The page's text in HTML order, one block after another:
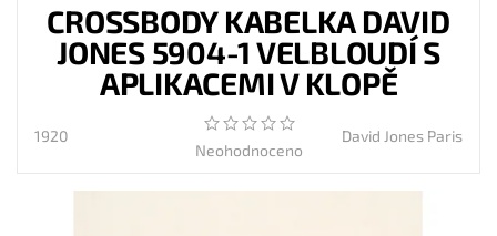
CROSSBODY KABELKA DAVID
JONES 5904-1 VELBLOUDÍ S
APLIKACEMI V KLOPĚ
1920
Neohodnoceno
David Jones Paris